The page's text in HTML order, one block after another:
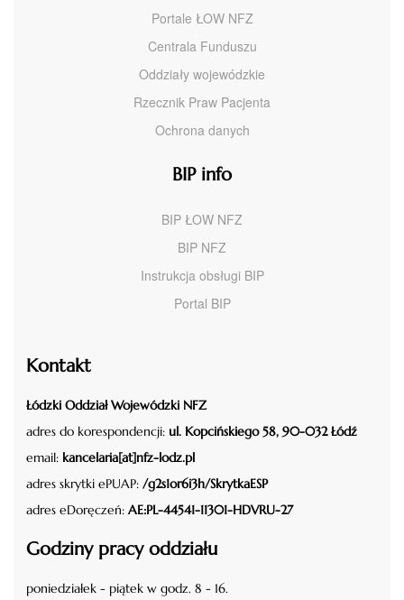
Portale ŁOW NFZ
Centrala Funduszu
Oddziały wojewódzkie
Rzecznik Praw Pacjenta
Ochrona danych
BIP info
BIP ŁOW NFZ
BIP NFZ
Instrukcja obsługi BIP
Portal BIP
Kontakt
Łódzki Oddział Wojewódzki NFZ
adres do korespondencji: ul. Kopcińskiego 58, 90-032 Łódź
email: kancelaria[at]nfz-lodz.pl
adres skrytki ePUAP: /g2s1or6i3h/SkrytkaESP
adres eDoręczeń: AE:PL-44541-11301-HDVRU-27
Godziny pracy oddziału
poniedziałek - piątek w godz. 8 - 16.